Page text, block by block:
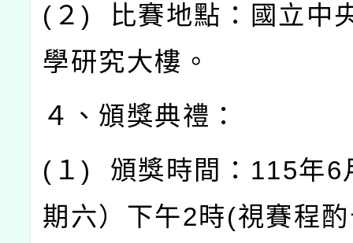
( ２)
比賽地點：國立中
學研究大樓。
４、頒獎典禮：
( １) 頒獎時間： 115年6
期六）下午2時(視賽程